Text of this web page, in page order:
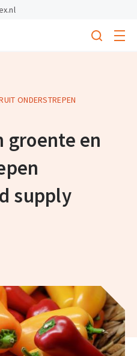
Search
ONDERSTREPEN
groente en
supply